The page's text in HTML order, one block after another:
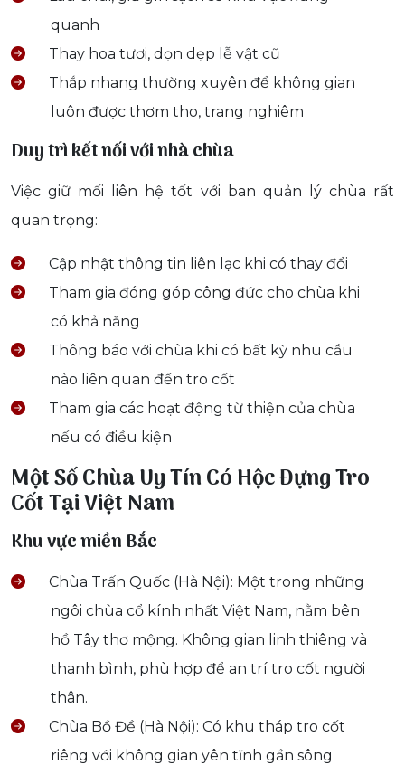
quanh
Thay hoa tươi, dọn dẹp lễ vật cũ
Thắp nhang thường xuyên để không gian
luôn được thơm tho, trang nghiêm
Duy trì kết nối với nhà chùa
Việc giữ mối liên hệ tốt với ban quản lý chùa rất
quan trọng:
Cập nhật thông tin liên lạc khi có thay đổi
Tham gia đóng góp công đức cho chùa khi
có khả năng
Thông báo với chùa khi có bất kỳ nhu cầu
nào liên quan đến tro cốt
Tham gia các hoạt động từ thiện của chùa
nếu có điều kiện
Một Số Chùa Uy Tín Có Hộc Đựng Tro
Cốt Tại Việt Nam
Khu vực miền Bắc
Chùa Trấn Quốc (Hà Nội): Một trong những
ngôi chùa cổ kính nhất Việt Nam, nằm bên
hồ Tây thơ mộng. Không gian linh thiêng và
thanh bình, phù hợp để an trí tro cốt người
thân.
Chùa Bồ Đề (Hà Nội): Có khu tháp tro cốt
riêng với không gian yên tĩnh gần sông